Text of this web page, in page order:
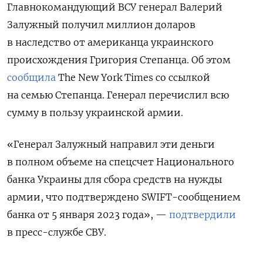
Главнокомандующий ВСУ генерал Валерий
Залужный получил миллион доларов
в наследство от американца украинского
происхождения Григория Степанца. Об этом
сообщила The New York Times со ссылкой
на семью Степанца. Генерал перечислил всю
сумму в пользу украинской армии.
«Генерал Залужный направил эти деньги
в полном объеме на спецсчет Национального
банка Украины для сбора средств на нужды
армии, что подтверждено SWIFT-сообщением
банка от 5 января 2023 года», — подтвердили
в пресс-службе СВУ.